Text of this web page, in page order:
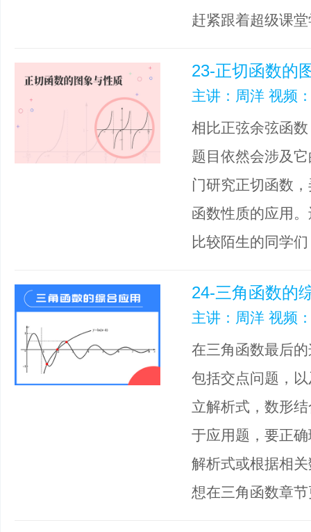
赶紧跟着超级课
23-正切函数的
主讲：周洋 视频
相比正弦余弦函
题目依然会涉及
门研究正切函数
函数性质的应用
比较陌生的同学
24-三角函数的
主讲：周洋 视频
在三角函数最后
包括交点问题，
立解析式，数形
于应用题，要正
解析式或根据相
想在三角函数章